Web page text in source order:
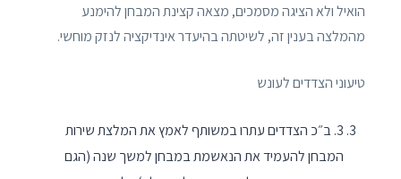
הואיל ולא הציגה מסמכים, מצאה קצינת המבחן להימנע
מהמלצה בענין זה, לשיטתה בהיעדר אינדיקציה לנזק מוחשי.
טיעוני הצדדים לעונש
3. ב״כ הצדדים עתרו במשותף לאמץ את המלצת שירות
המבחן להעמיד את הנאשמת במבחן למשך שנה (הגם